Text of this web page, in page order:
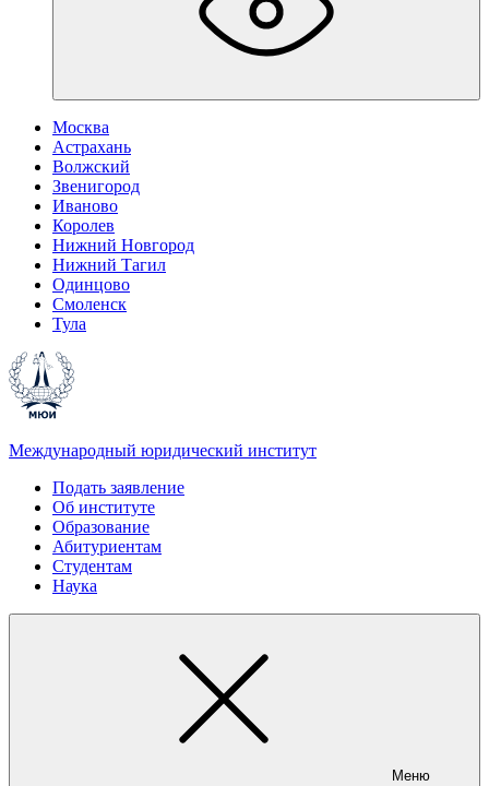
Москва
Астрахань
Волжский
Звенигород
Иваново
Королев
Нижний Новгород
Нижний Тагил
Одинцово
Смоленск
Тула
Международный юридический институт
Подать заявление
Об институте
Образование
Абитуриентам
Студентам
Наука
Меню